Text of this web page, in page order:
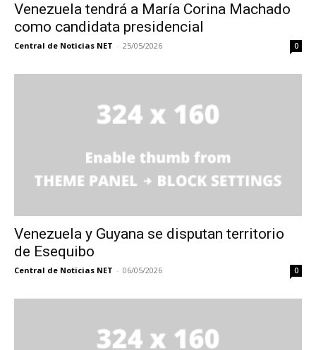
Venezuela tendrá a María Corina Machado
como candidata presidencial
Central de Noticias NET - 25/05/2026 0
Venezuela y Guyana se disputan territorio
de Esequibo
Central de Noticias NET - 06/05/2026 0